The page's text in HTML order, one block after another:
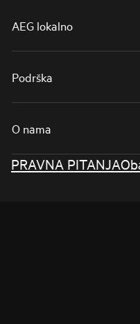
AEG lokalno
Podrška
O nama
PRAVNA PITANJA